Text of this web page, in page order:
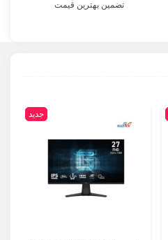
تضمین بهترین قیمت
جدید